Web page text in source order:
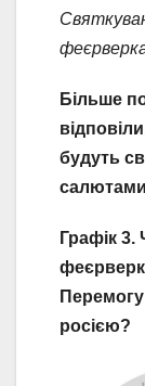
Більше
будуть
салютами
Графік
росією?